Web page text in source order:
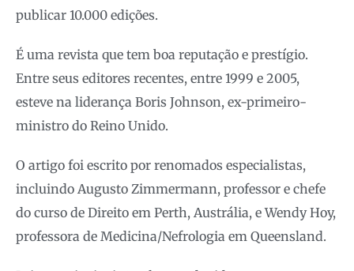
publicar 10.000 edições.
É uma revista que tem boa reputação e prestígio.
Entre seus editores recentes, entre 1999 e 2005,
esteve na liderança Boris Johnson, ex-primeiro-
ministro do Reino Unido.
O artigo foi escrito por renomados especialistas,
incluindo Augusto Zimmermann, professor e chefe
do curso de Direito em Perth, Austrália, e Wendy Hoy,
professora de Medicina/Nefrologia em Queensland.